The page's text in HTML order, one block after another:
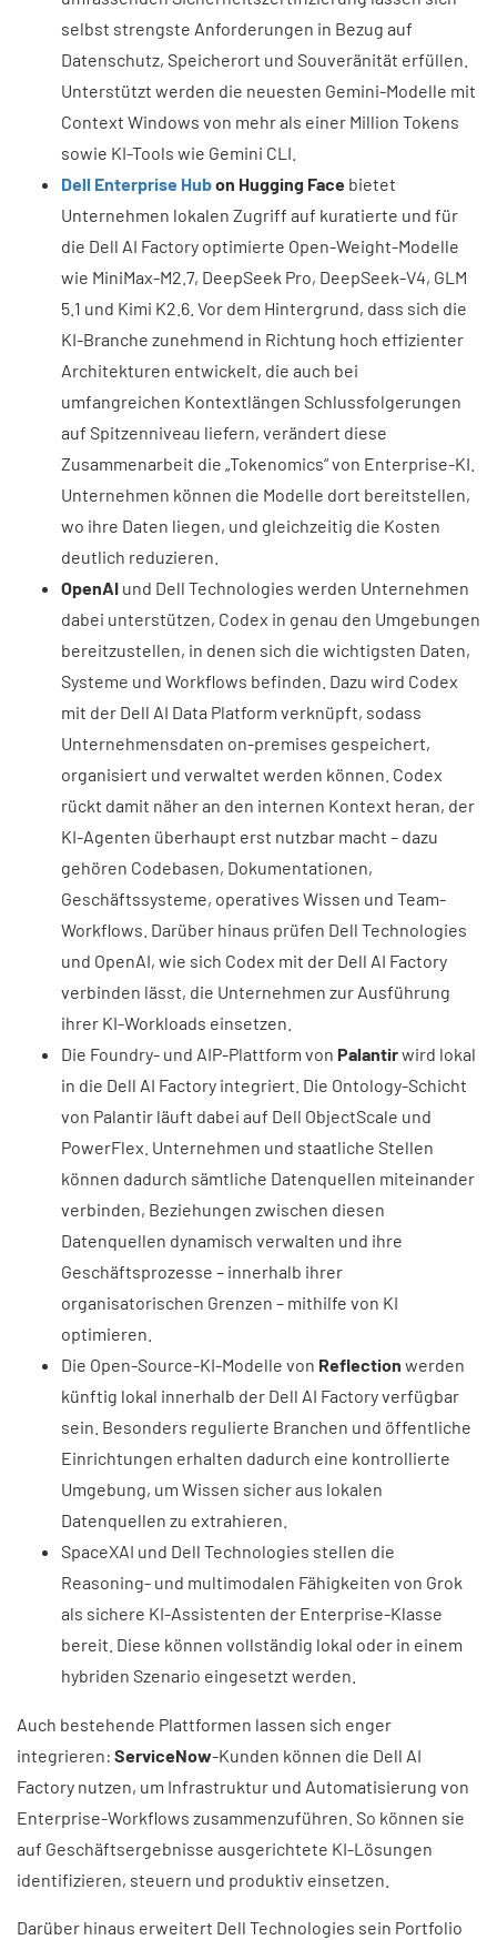
selbst strengste Anforderungen in Bezug auf
Datenschutz, Speicherort und Souveränität erfüllen.
Unterstützt werden die neuesten Gemini-Modelle mit
Context Windows von mehr als einer Million Tokens
sowie KI-Tools wie Gemini CLI.
Dell Enterprise Hubon Hugging Face bietet
Unternehmen lokalen Zugriff auf kuratierte und für
die Dell AI Factory optimierte Open-Weight-Modelle
wie MiniMax-M2.7, DeepSeek Pro, DeepSeek-V4, GLM
5.1 und Kimi K2.6. Vor dem Hintergrund, dass sich die
KI-Branche zunehmend in Richtung hoch effizienter
Architekturen entwickelt, die auch bei
umfangreichen Kontextlängen Schlussfolgerungen
auf Spitzenniveau liefern, verändert diese
Zusammenarbeit die „Tokenomics“ von Enterprise-KI.
Unternehmen können die Modelle dort bereitstellen,
wo ihre Daten liegen, und gleichzeitig die Kosten
deutlich reduzieren.
OpenAI und Dell Technologies werden Unternehmen
dabei unterstützen, Codex in genau den Umgebungen
bereitzustellen, in denen sich die wichtigsten Daten,
Systeme und Workflows befinden. Dazu wird Codex
mit der Dell AI Data Platform verknüpft, sodass
Unternehmensdaten on-premises gespeichert,
organisiert und verwaltet werden können. Codex
rückt damit näher an den internen Kontext heran, der
KI-Agenten überhaupt erst nutzbar macht – dazu
gehören Codebasen, Dokumentationen,
Geschäftssysteme, operatives Wissen und Team-
Workflows. Darüber hinaus prüfen Dell Technologies
und OpenAI, wie sich Codex mit der Dell AI Factory
verbinden lässt, die Unternehmen zur Ausführung
ihrer KI-Workloads einsetzen.
Die Foundry- und AIP-Plattform von Palantirwird lokal
in die Dell AI Factory integriert. Die Ontology-Schicht
von Palantir läuft dabei auf Dell ObjectScale und
PowerFlex. Unternehmen und staatliche Stellen
können dadurch sämtliche Datenquellen miteinander
verbinden, Beziehungen zwischen diesen
Datenquellen dynamisch verwalten und ihre
Geschäftsprozesse – innerhalb ihrer
organisatorischen Grenzen – mithilfe von KI
optimieren.
Die Open-Source-KI-Modelle von Reflection werden
künftig lokal innerhalb der Dell AI Factory verfügbar
sein. Besonders regulierte Branchen und öffentliche
Einrichtungen erhalten dadurch eine kontrollierte
Umgebung, um Wissen sicher aus lokalen
Datenquellen zu extrahieren.
SpaceXAI und Dell Technologies stellen die
Reasoning- und multimodalen Fähigkeiten von Grok
als sichere KI-Assistenten der Enterprise-Klasse
bereit. Diese können vollständig lokal oder in einem
hybriden Szenario eingesetzt werden.
Auch bestehende Plattformen lassen sich enger
integrieren: ServiceNow-Kunden können die Dell AI
Factory nutzen, um Infrastruktur und Automatisierung von
Enterprise-Workflows zusammenzuführen. So können sie
auf Geschäftsergebnisse ausgerichtete KI-Lösungen
identifizieren, steuern und produktiv einsetzen.
Darüber hinaus erweitert Dell Technologies sein Portfolio